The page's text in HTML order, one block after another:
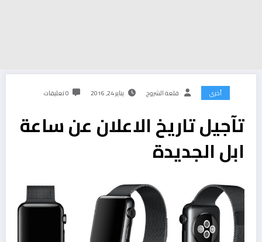
أخرى قلعة الشروح يناير 24, 2016 0 تعليقات
تآجيل تاريخ الاعلان عن ساعة
ابل الجديدة